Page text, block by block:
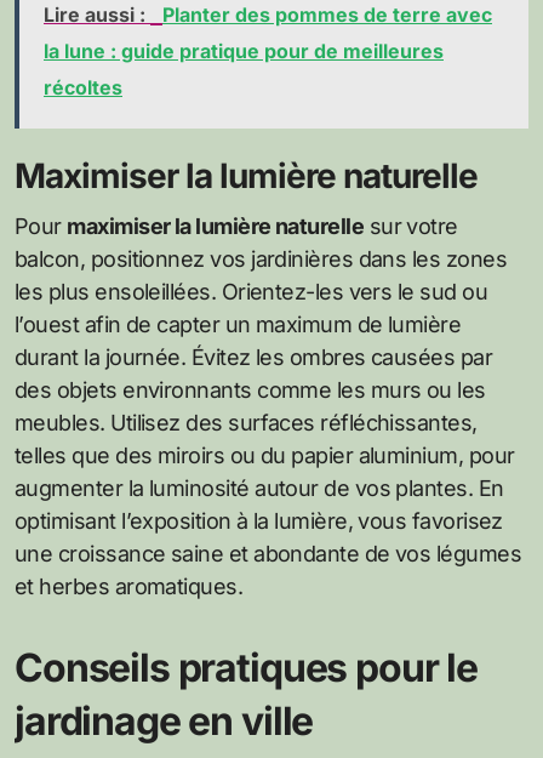
Lire aussi :
Planter des pommes de terre avec
la lune : guide pratique pour de meilleures
récoltes
Maximiser la lumière naturelle
Pour maximiser la lumière naturelle sur votre
balcon, positionnez vos jardinières dans les zones
les plus ensoleillées. Orientez-les vers le sud ou
l’ouest afin de capter un maximum de lumière
durant la journée. Évitez les ombres causées par
des objets environnants comme les murs ou les
meubles. Utilisez des surfaces réfléchissantes,
telles que des miroirs ou du papier aluminium, pour
augmenter la luminosité autour de vos plantes. En
optimisant l’exposition à la lumière, vous favorisez
une croissance saine et abondante de vos légumes
et herbes aromatiques.
Conseils pratiques pour le
jardinage en ville